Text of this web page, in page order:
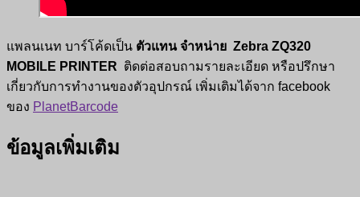
แพลนเนท บาร์โค้ดเป็น ตัวแทน จำหน่าย Zebra ZQ320
MOBILE PRINTER ติดต่อสอบถามรายละเอียด หรือปรึกษา
เกี่ยวกับการทำงานของตัวอุปกรณ์ เพิ่มเติมได้จาก facebook
ของ PlanetBarcode
ข้อมูลเพิ่มเติม